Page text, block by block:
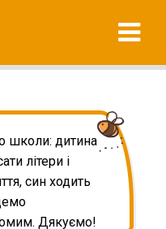
школи: дитина
літери і
син ходить
Дякуємо!